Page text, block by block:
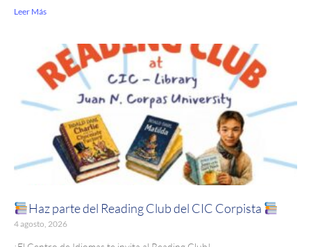
Leer Más
Haz parte del Reading Club del CIC Corpista
4 agosto, 2026